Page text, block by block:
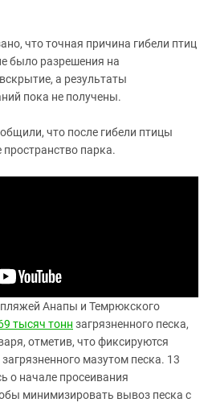
что точная причина гибели птиц
было разрешения на
а результаты
пока не получены.
что после гибели птицы
парка.
Анапы и Темрюкского
тысяч тонн загрязненного песка,
отметив, что фиксируются
мазутом песка. 13
о начале просеивания
минимизировать вывоз песка с